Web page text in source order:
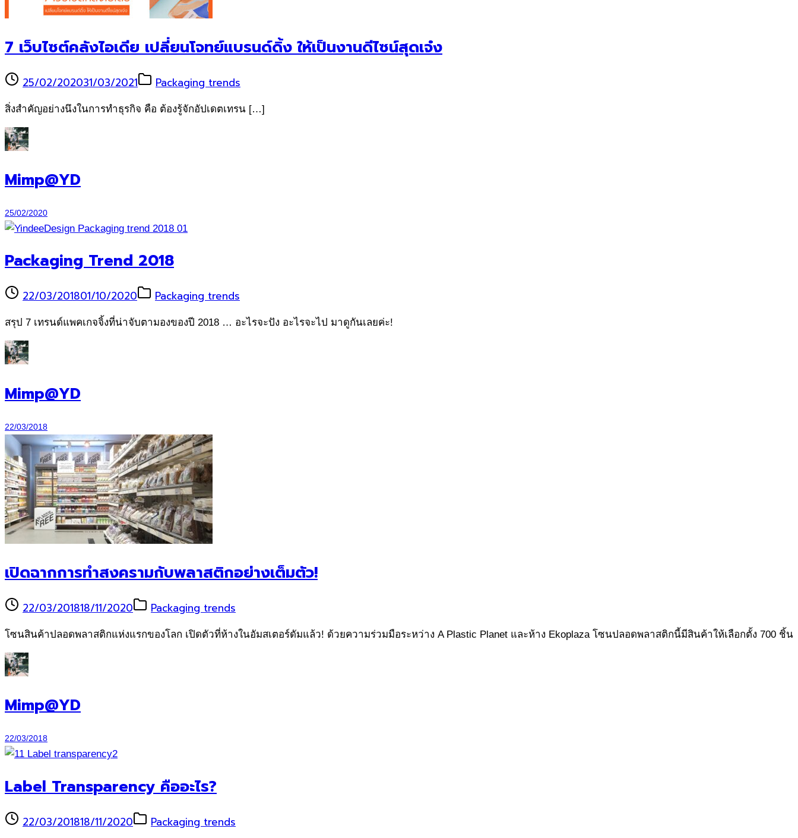
7 เว็บไซต์คลังไอเดีย เปลี่ยนโจทย์แบรนด์ดิ้ง ให้เป็นงานดีไซน์สุดเจ๋ง
25/02/202031/03/2021 Packaging trends
สิ่งสำคัญอย่างนึงในการทำธุรกิจ คือ ต้องรู้จักอัปเดตเทรน […]
Mimp@YD
25/02/2020
Packaging Trend 2018
22/03/201801/10/2020 Packaging trends
สรุป 7 เทรนด์แพคเกจจิ้งที่น่าจับตามองของปี 2018 … อะไรจะปัง อะไรจะไป มาดูกันเลยค่ะ!
Mimp@YD
22/03/2018
เปิดฉากการทำสงครามกับพลาสติกอย่างเต็มตัว!
22/03/201818/11/2020 Packaging trends
โซนสินค้าปลอดพลาสติกแห่งแรกของโลก เปิดตัวที่ห้างในอัมสเตอร์ดัมแล้ว! ด้วยความร่วมมือระหว่าง A Plastic Planet และห้าง Ekoplaza โซนปลอดพลาสติกนี้มีสินค้าให้เลือกตั้ง 700 ชิ้น
Mimp@YD
22/03/2018
Label Transparency คืออะไร?
22/03/201818/11/2020 Packaging trends